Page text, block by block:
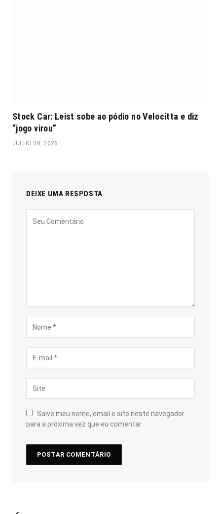
Stock Car: Leist sobe ao pódio no Velocitta e diz
“jogo virou”
JULHO 28, 2026
DEIXE UMA RESPOSTA
Salve meu nome, email e site neste navegador
para a próxima vez que eu comentar.